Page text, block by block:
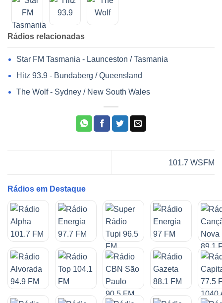
Rádios relacionadas
Star FM Tasmania - Launceston / Tasmania
Hitz 93.9 - Bundaberg / Queensland
The Wolf - Sydney / New South Wales
101.7 WSFM
Rádios em Destaque